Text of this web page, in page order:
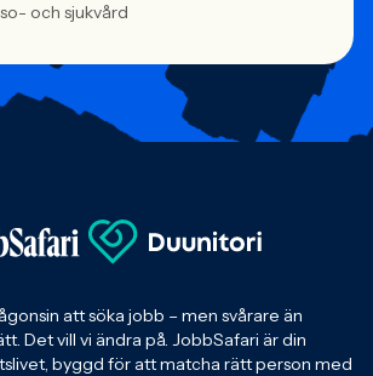
och sjukvård
att söka jobb – men svårare än
Det vill vi ändra på. JobbSafari är din
byggd för att matcha rätt person med